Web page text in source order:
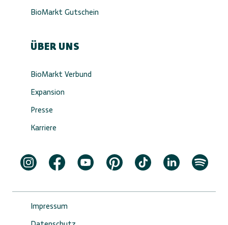
BioMarkt Gutschein
ÜBER UNS
BioMarkt Verbund
Expansion
Presse
Karriere
Impressum